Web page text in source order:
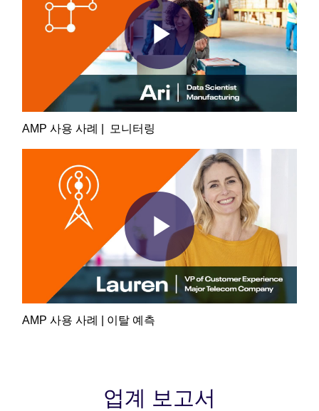
Play
Video
AMP 사용 사례 | 모니터링
Play
AMP 사용 사례 | 이탈 예측
업계 보고서